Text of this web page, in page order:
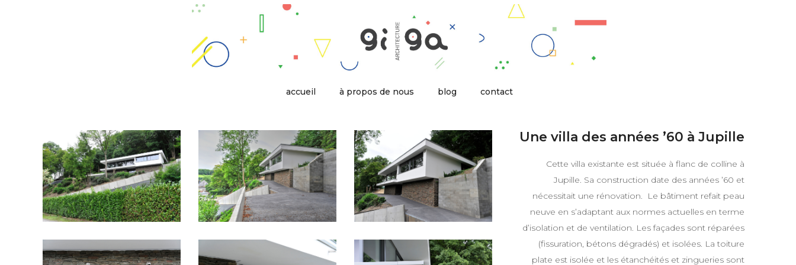
accueil à propos de nous blog contact
Une villa des années ’60 à Jupille
Cette villa existante est située à flanc de colline à
Jupille. Sa construction date des années ’60 et
nécessitait une rénovation. Le bâtiment refait peau
neuve en s’adaptant aux normes actuelles en terme
d’isolation et de ventilation. Les façades sont réparées
(fissuration, bétons dégradés) et isolées. La toiture
plate est isolée et les étanchéités et zingueries sont